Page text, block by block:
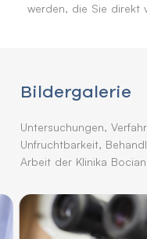
werden, die Sie direkt
Bildergalerie
Untersuchungen,
Unfruchtbarkeit,
Arbeit der Klinika